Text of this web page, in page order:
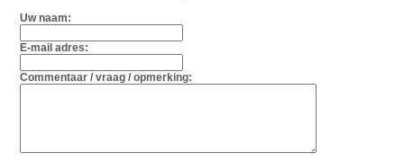
Uw naam:
E-mail adres:
Commentaar / vraag / opmerking: